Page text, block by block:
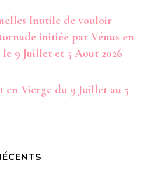
Inutile de vouloir
initiée par Vénus en
9 Juillet et 5 Aout 2026
en Vierge du 9 Juillet au 5